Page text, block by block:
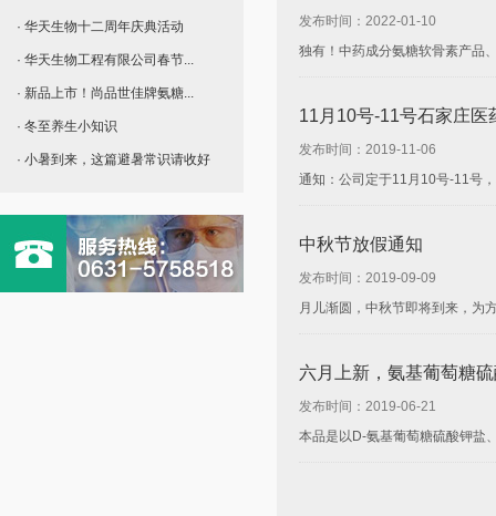
· 华天生物十二周年庆典活动
· 华天生物工程有限公司春节...
· 新品上市！尚品世佳牌氨糖...
· 冬至养生小知识
· 小暑到来，这篇避暑常识请收好
发布时间：2022-01-10
独有！中药成分氨糖软骨素产品
11月10号-11号石家庄医
发布时间：2019-11-06
通知：公司定于11月10号-11号
中秋节放假通知
发布时间：2019-09-09
月儿渐圆，中秋节即将到来，为
六月上新，氨基葡萄糖
发布时间：2019-06-21
本品是以D-氨基葡萄糖硫酸钾盐